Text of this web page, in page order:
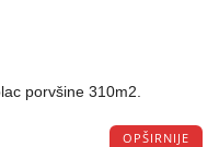
porvšine 310m2.
OPŠIRNIJE